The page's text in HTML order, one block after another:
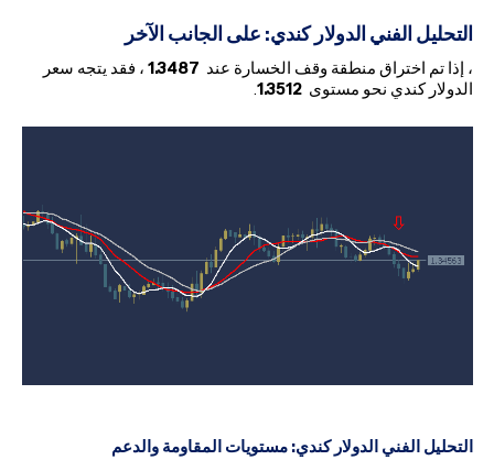
التحليل الفني الدولار كندي: على الجانب الآخر
، إذا تم اختراق منطقة وقف الخسارة عند
، فقد يتجه سعر
الدولار كندي نحو مستوى 1.3512
.
التحليل الفني الدولار كندي: مستويات المقاومة والدعم